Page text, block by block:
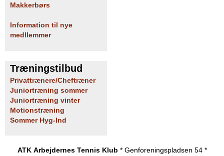
Makkerbørs
Information til nye
medllemmer
Træningstilbud
Privattrænere/Cheftræner
Juniortræning sommer
Juniortræning vinter
Motionstræning
Sommer Hyg-Ind
ATK Arbejdernes Tennis Klub * Genforeningspladsen 54 *